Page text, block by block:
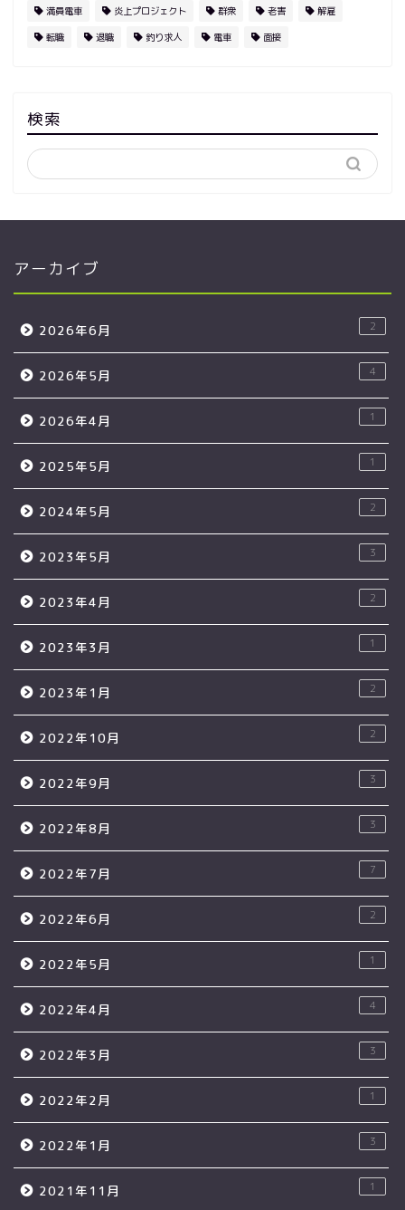
満員電車 炎上プロジェクト 群衆 老害 解雇
転職 退職 釣り求人 電車 面接
検索
アーカイブ
2026年6月 2
2026年5月 4
2026年4月 1
2025年5月 1
2024年5月 2
2023年5月 3
2023年4月 2
2023年3月 1
2023年1月 2
2022年10月 2
2022年9月 3
2022年8月 3
2022年7月 7
2022年6月 2
2022年5月 1
2022年4月 4
2022年3月 3
2022年2月 1
2022年1月 3
2021年11月 1